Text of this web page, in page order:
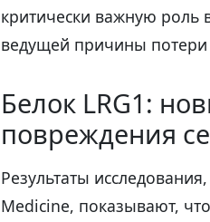
критически важную роль
ведущей причины потери
Белок LRG1:
повреждения
Результаты
Medicine, показывают,